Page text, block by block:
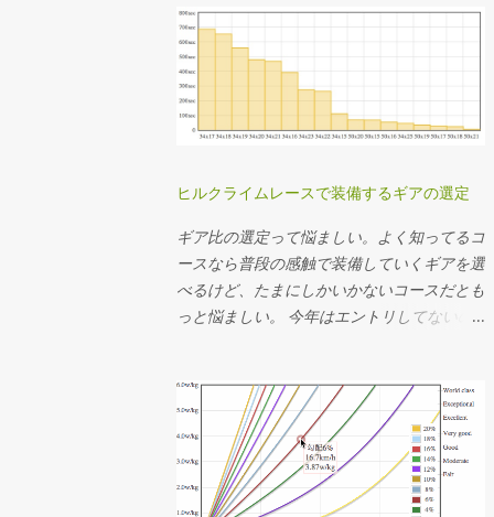
ヒルクライムレースで装備するギアの選定
ギア比の選定って悩ましい。よく知ってるコ
ースなら普段の感触で装備していくギアを選
べるけど、たまにしかいかないコースだとも
っと悩ましい。 今年はエントリしてないの
のログの速度とケイデンスから使用したギア
を推定してその分布を見たらこんな感じだっ
た。タイムは1時間13分24秒。 全体の平均
ケイデンスは83rpm。殆どの場面で34x17〜
22で回してたことになるか。記憶の範囲で